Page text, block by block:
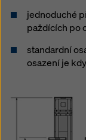
jednoduché
paždících po
standardní
osazení je